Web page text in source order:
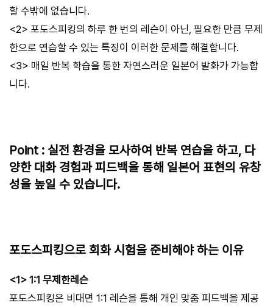
할 수밖에 없습니다.
<2> 포도스피킹의 하루 한 번의 레슨이 아닌, 필요한 만큼 무제
한으로 연습할 수 있는 특징이 이러한 문제를 해결합니다.
<3> 매일 반복 학습을 통한 자연스러운 일본어 발화가 가능합
니다.
Point : 실전 환경을 모사하여 반복 연습을 하고, 다
양한 대화 경험과 피드백을 통해 일본어 표현의 유창
성을 높일 수 있습니다.
포도스피킹으로 회화 시험을 준비해야 하는 이유
<1> 1:1 무제한레슨
포도스피킹은 비대면 1:1 레슨을 통해 개인 맞춤 피드백을 제공